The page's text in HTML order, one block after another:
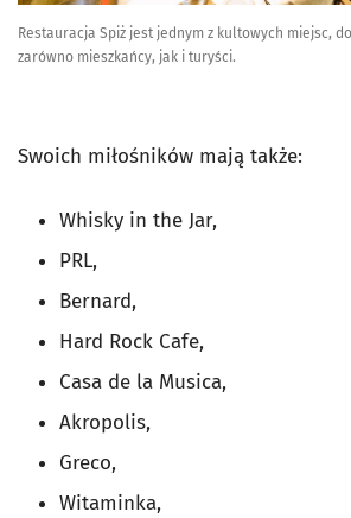
Restauracja Spiż jest jednym z kultowych miejsc,
zarówno mieszkańcy, jak i turyści.
Swoich miłośników mają także:
Whisky in the Jar,
PRL,
Bernard,
Hard Rock Cafe,
Casa de la Musica,
Akropolis,
Greco,
Witaminka,